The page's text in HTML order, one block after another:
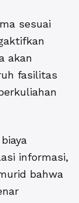
sesuai
akan
fasilitas
informasi,
bahwa